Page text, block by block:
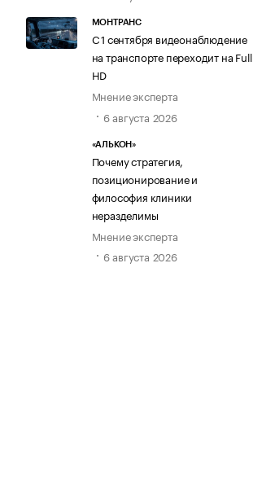
МОНТРАНС
С 1 сентября видеонаблюдение
на транспорте переходит на Full
HD
Мнение эксперта
6 августа 2026
«АЛЬКОН»
Почему стратегия,
позиционирование и
философия клиники
неразделимы
Мнение эксперта
6 августа 2026